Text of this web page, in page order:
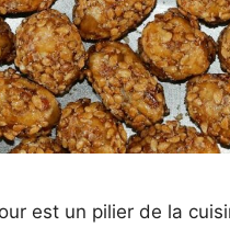
est un pilier de la